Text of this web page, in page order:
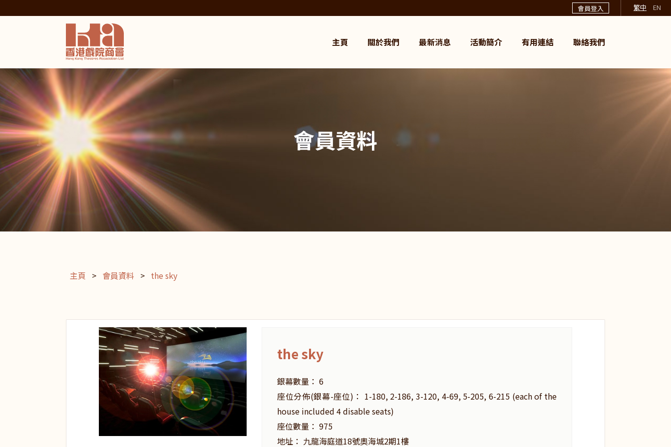
會員登入 繁中 EN
主頁 關於我們 最新消息 活動簡介 有用連結 聯絡我們
會員資料
主頁 > 會員資料 > the sky
the sky
銀幕數量： 6
座位分佈(銀幕-座位)： 1-180, 2-186, 3-120, 4-69, 5-205, 6-215 (each of the
house included 4 disable seats)
座位數量： 975
地址： 九龍海庭道18號奧海城2期1樓